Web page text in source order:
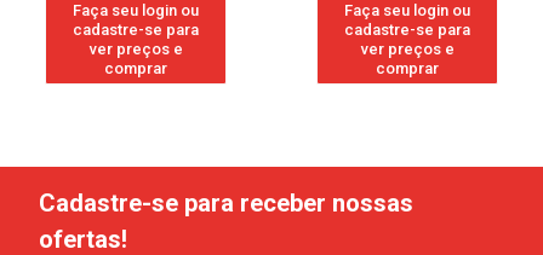
Faça seu login ou
cadastre-se para
ver preços e
comprar
Faça seu login ou
cadastre-se para
ver preços e
comprar
Cadastre-se para receber nossas
ofertas!